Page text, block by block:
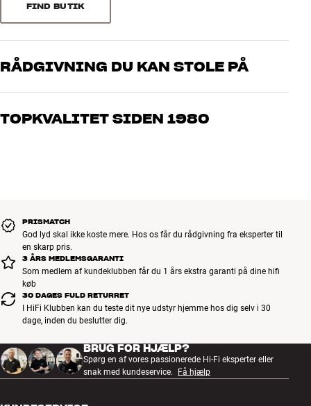
Sorter efter
FIND BUTIK
RÅDGIVNING DU KAN STOLE PÅ
Vores medarbejdere er ægte entusiaster, som kender produkterne
os, hvad du drømmer om – så finder vi den løsning, der passer
TOPKVALITET SIDEN 1980
PRISMATCH
God lyd skal ikke koste mere. Hos os får du rådgivning fra eksperter til
en skarp pris.
3 ÅRS MEDLEMSGARANTI
Som medlem af kundeklubben får du 1 års ekstra garanti på dine hifi
køb
30 DAGES FULD RETURRET
I HiFi Klubben kan du teste dit nye udstyr hjemme hos dig selv i 30
dage, inden du beslutter dig.
BRUG FOR HJÆLP?
Spørg en af vores passionerede Hi-Fi eksperter eller
snak med kundeservice.
Få hjælp